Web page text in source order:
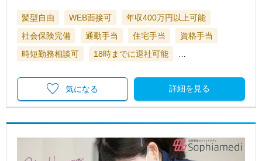
髪型自由 WEB面接可
年収400万円以上可能
社会保険完備
通勤手当 住宅手当
資格手当
時短勤務相談可
18時までに退社可能 …
詳細を見る
気になる